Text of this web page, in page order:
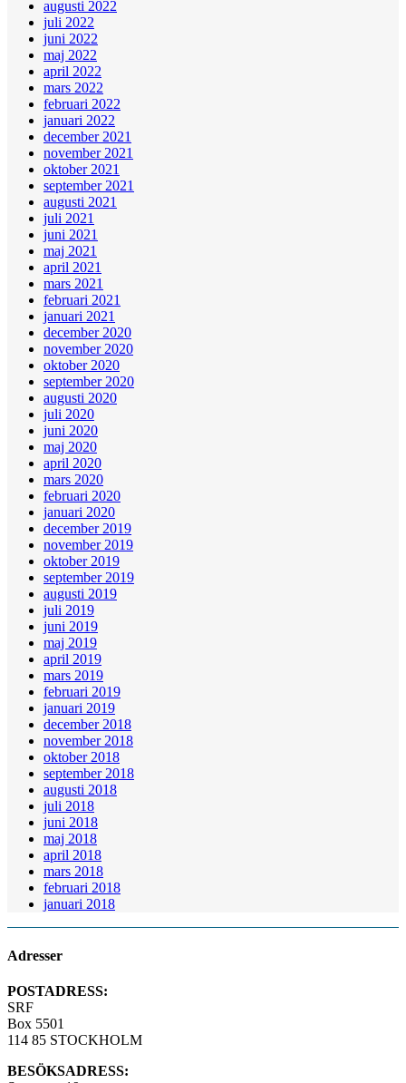
augusti 2022
juli 2022
juni 2022
maj 2022
april 2022
mars 2022
februari 2022
januari 2022
december 2021
november 2021
oktober 2021
september 2021
augusti 2021
juli 2021
juni 2021
maj 2021
april 2021
mars 2021
februari 2021
januari 2021
december 2020
november 2020
oktober 2020
september 2020
augusti 2020
juli 2020
juni 2020
maj 2020
april 2020
mars 2020
februari 2020
januari 2020
december 2019
november 2019
oktober 2019
september 2019
augusti 2019
juli 2019
juni 2019
maj 2019
april 2019
mars 2019
februari 2019
januari 2019
december 2018
november 2018
oktober 2018
september 2018
augusti 2018
juli 2018
juni 2018
maj 2018
april 2018
mars 2018
februari 2018
januari 2018
Adresser
POSTADRESS:
SRF
Box 5501
114 85 STOCKHOLM
BESÖKSADRESS: